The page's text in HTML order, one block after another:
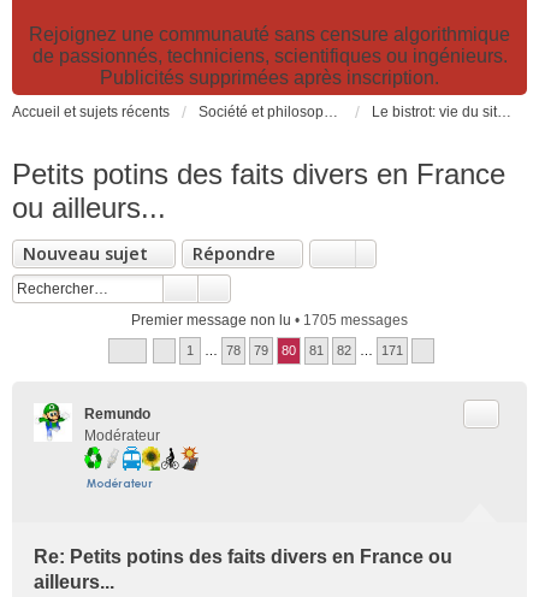
Rejoignez une communauté sans censure algorithmique
de passionnés, techniciens, scientifiques ou ingénieurs.
Publicités supprimées après inscription.
Accueil et sujets récents Société et philosophie. Sciences et technologies. Santé et prévention. Le bistrot: vie du site, loisirs et détente, humour et convivialité et Petites Annonces
Petits potins des faits divers en France
ou ailleurs...
Nouveau sujet Répondre
Premier message non lu • 1705 messages
1 78 79 80 81 82 171
Remundo
Modérateur
Re: Petits potins des faits divers en France ou
ailleurs...